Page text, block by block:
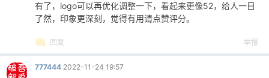
有了，logo可以再优化调整一下，看起来更像52，给人一目
了然，印象更深刻，觉得有用请点赞评分。
回复 举报
777444 2022-11-24 19:57